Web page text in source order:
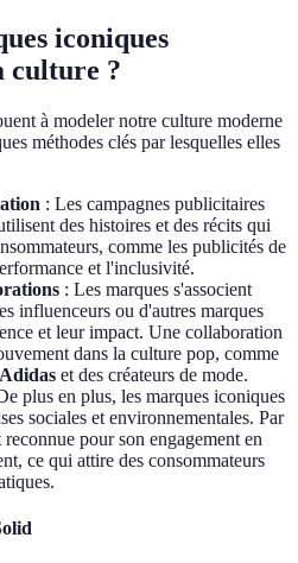
iconiques
culture ?
à modeler notre culture moderne
méthodes clés par lesquelles elles
: Les campagnes publicitaires
des histoires et des récits qui
comme les publicités de
et l'inclusivité.
: Les marques s'associent
influenceurs ou d'autres marques
et leur impact. Une collaboration
dans la culture pop, comme
Adidas et des créateurs de mode.
plus en plus, les marques iconiques
sociales et environnementales. Par
reconnue pour son engagement en
ce qui attire des consommateurs